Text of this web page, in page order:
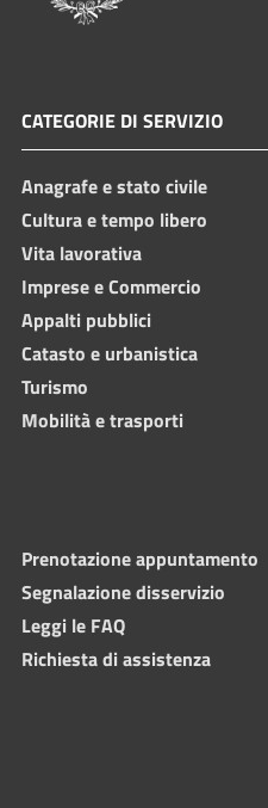
CATEGORIE DI SERVIZIO
Anagrafe e stato civile
Cultura e tempo libero
Vita lavorativa
Imprese e Commercio
Appalti pubblici
Catasto e urbanistica
Turismo
Mobilità e trasporti
Prenotazione appuntamento
Segnalazione disservizio
Leggi le FAQ
Richiesta di assistenza